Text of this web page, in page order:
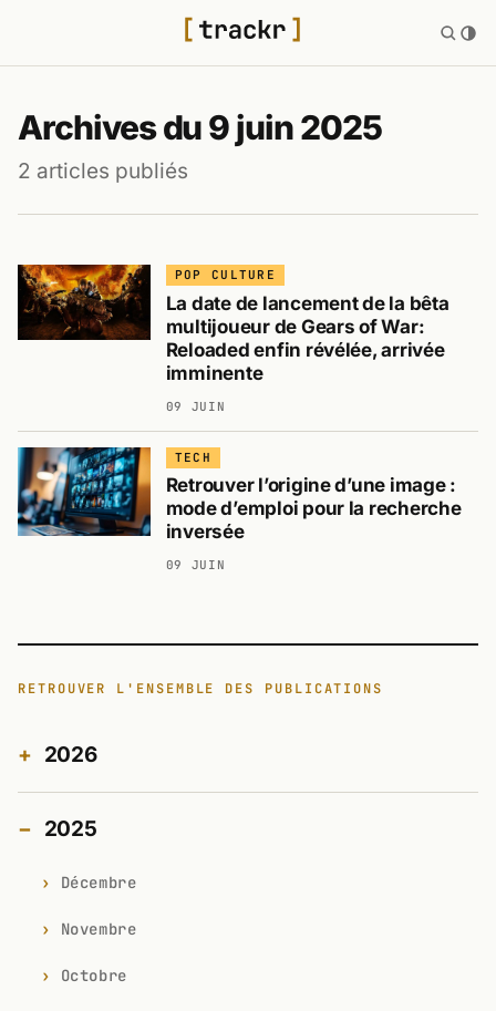
Archives du 9 juin 2025
2 articles publiés
POP CULTURE
La date de lancement de la bêta
multijoueur de Gears of War:
Reloaded enfin révélée, arrivée
imminente
09 JUIN
TECH
Retrouver l’origine d’une image :
mode d’emploi pour la recherche
inversée
09 JUIN
RETROUVER L'ENSEMBLE DES PUBLICATIONS
2026
2025
Décembre
Novembre
Octobre